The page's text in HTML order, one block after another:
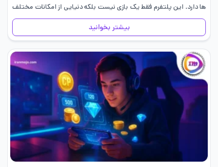
ها دارد. این پلتفرم فقط یک بازی نیست بلکه دنیایی از امکانات مختلف
است…
بیشتر بخوانید